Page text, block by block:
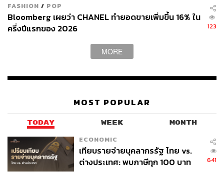
FASHION / POP
Bloomberg เผยว่า CHANEL ทำยอดขายเพิ่มขึ้น 16% ใน
ครึ่งปีแรกของ 2026
123
MORE
MOST POPULAR
TODAY WEEK MONTH
ECONOMIC
เทียบรายจ่ายบุคลากรรัฐ ไทย vs.
ต่างประเทศ: พบภาษีทุก 100 บาท
641